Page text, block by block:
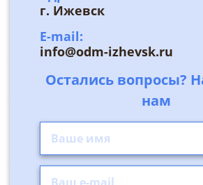
г. Ижевск
E-mail:
info@odm-izhevsk.ru
Остались вопросы?
нам